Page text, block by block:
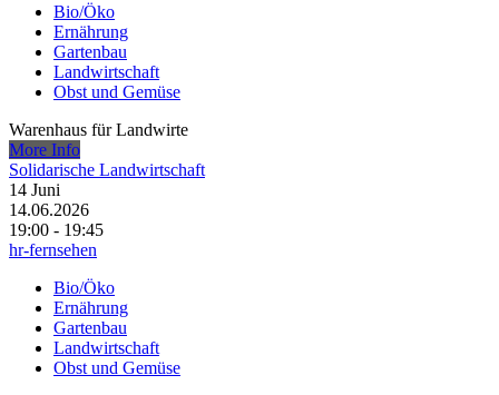
Bio/Öko
Ernährung
Gartenbau
Landwirtschaft
Obst und Gemüse
Warenhaus für Landwirte
More Info
Solidarische Landwirtschaft
14 Juni
14.06.2026
19:00 - 19:45
hr-fernsehen
Bio/Öko
Ernährung
Gartenbau
Landwirtschaft
Obst und Gemüse